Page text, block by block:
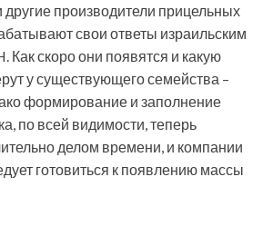
производители прицельных
свои ответы израильским
Как скоро они появятся и какую
у существующего семейства –
формирование и заполнение
по всей видимости, теперь
делом времени, и компании
готовиться к появлению массы